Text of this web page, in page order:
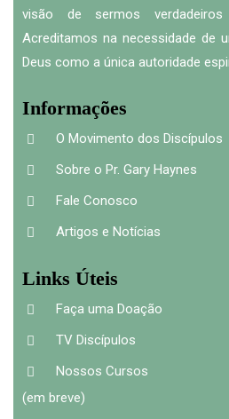
visão de sermos
Acreditamos na necessidade de
Deus como a única autoridade
Informações
O Movimento dos Discípulos
Sobre o Pr. Gary Haynes
Fale Conosco
Artigos e Notícias
Links Úteis
Faça uma Doação
TV Discípulos
Nossos Cursos
(em breve)